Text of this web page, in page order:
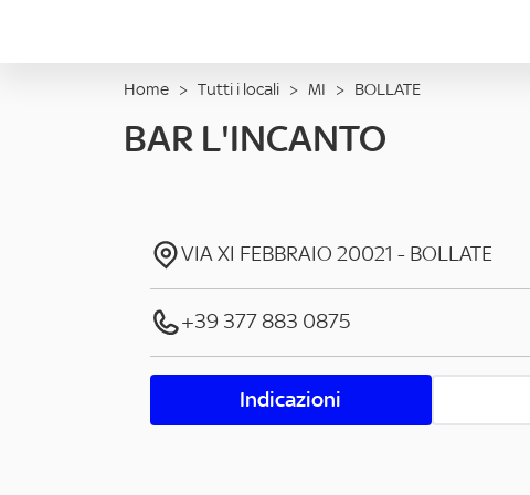
Home > Tutti i locali > MI > BOLLATE
BAR L'INCANTO
VIA XI FEBBRAIO 20021 - BOLLATE
+39 377 883 0875
Indicazioni